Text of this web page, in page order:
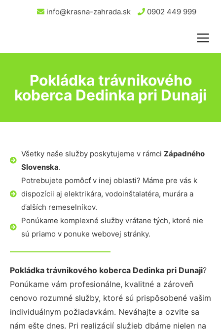
info@krasna-zahrada.sk 0902 449 999
Pokládka trávnikového
koberca Dedinka pri Dunaji
Všetky naše služby poskytujeme v rámci Západného
Slovenska.
Potrebujete pomôcť v inej oblasti? Máme pre vás k
dispozícii aj elektrikára, vodoinštalatéra, murára a
ďalších remeselníkov.
Ponúkame komplexné služby vrátane tých, ktoré nie
sú priamo v ponuke webovej stránky.
Pokládka trávnikového koberca Dedinka pri Dunaji?
Ponúkame vám profesionálne, kvalitné a zároveň
cenovo rozumné služby, ktoré sú prispôsobené vašim
individuálnym požiadavkám. Neváhajte a ozvite sa
nám ešte dnes. Pri realizácií služieb dbáme nielen na